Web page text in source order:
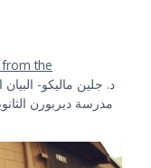
مدرسة ديربورن